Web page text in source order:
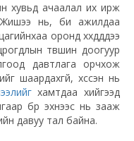
хувьд ачаалал их ирж
нь, би ажилдаа
оронд хүүхдүүддээ
түвшин доогуур
давтлага орчхож
шаардахгүй, хүссэн нь
хамтдаа хийгээд
бүр эхнээс нь зааж
давуу тал байна.